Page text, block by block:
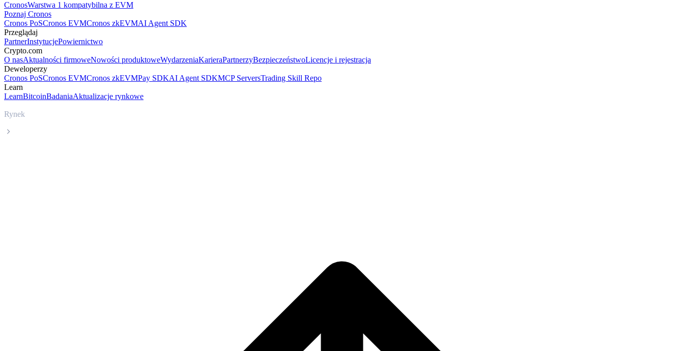
CronosWarstwa 1 kompatybilna z EVM
Poznaj Cronos
Cronos PoSCronos EVMCronos zkEVMAI Agent SDK
Przeglądaj
PartnerInstytucjePowiernictwo
Crypto.com
O nasAktualności firmoweNowości produktoweWydarzeniaKarieraPartnerzyBezpieczeństwoLicencje i rejestracja
Deweloperzy
Cronos PoSCronos EVMCronos zkEVMPay SDKAI Agent SDKMCP ServersTrading Skill Repo
Learn
LearnBitcoinBadaniaAktualizacje rynkowe
Rynek